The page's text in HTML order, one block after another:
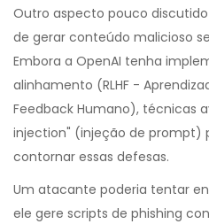
Outro aspecto pouco
de gerar conteúdo malicioso
Embora a OpenAI tenha
alinhamento (RLHF -
Feedback Humano), técnicas
injection" (injeção de prompt)
contornar essas defesas.
Um atacante poderia tentar
ele gere scripts de phishing